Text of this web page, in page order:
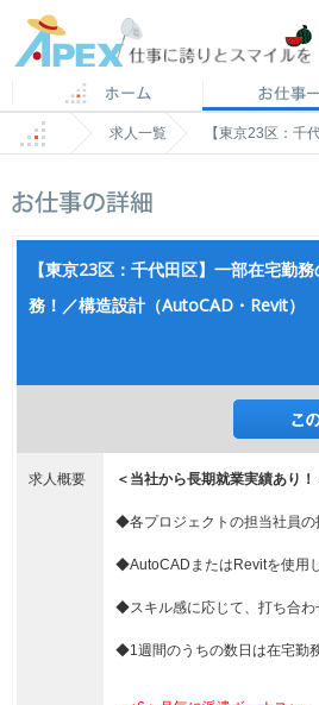
求人一覧 【東京23区：千
【東京23区：千代田区】一部在宅勤
務！／構造設計（AutoCAD・Revit）
求人概要 ＜当社から長期就業実績あり！
◆各プロジェクトの担当社員の
◆AutoCADまたはRevitを使用
◆スキル感に応じて、打ち合わ
◆1週間のうちの数日は在宅勤